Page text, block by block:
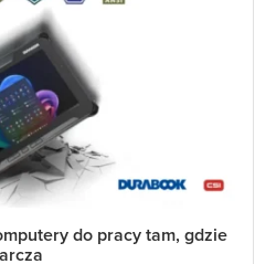
do pracy tam, gdzie